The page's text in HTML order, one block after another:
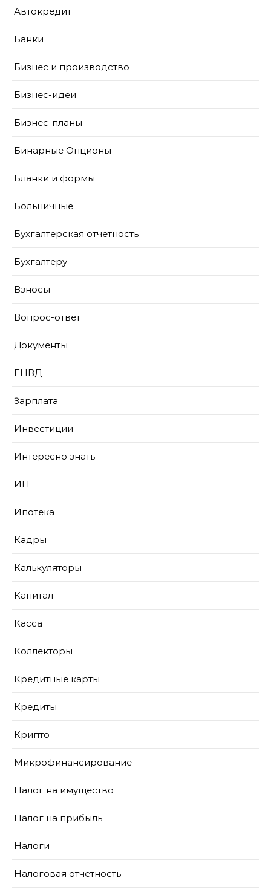
Автокредит
Банки
Бизнес и производство
Бизнес-идеи
Бизнес-планы
Бинарные Опционы
Бланки и формы
Больничные
Бухгалтерская отчетность
Бухгалтеру
Взносы
Вопрос-ответ
Документы
ЕНВД
Зарплата
Инвестиции
Интересно знать
ИП
Ипотека
Кадры
Калькуляторы
Капитал
Касса
Коллекторы
Кредитные карты
Кредиты
Крипто
Микрофинансирование
Налог на имущество
Налог на прибыль
Налоги
Налоговая отчетность